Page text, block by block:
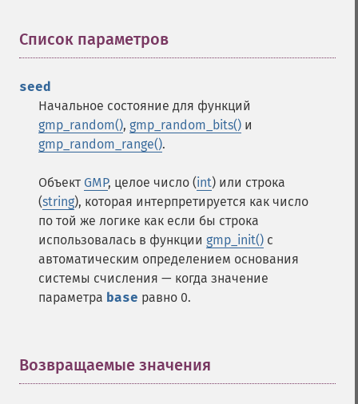
Список параметров
seed
Начальное состояние для функций
gmp_random(), gmp_random_bits() и
gmp_random_range().
Объект GMP, целое число (int) или строка
(string), которая интерпретируется как число
по той же логике как если бы строка
использовалась в функции gmp_init() с
автоматическим определением основания
системы счисления — когда значение
параметра base равно 0.
Возвращаемые значения